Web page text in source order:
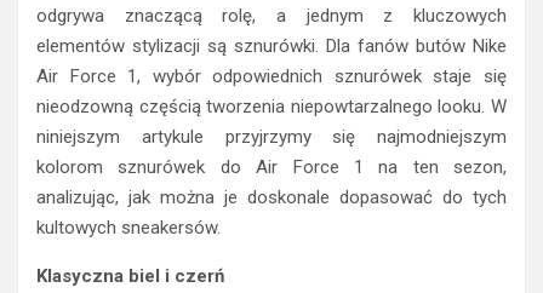
odgrywa znaczącą rolę, a jednym z kluczowych
elementów stylizacji są sznurówki. Dla fanów butów Nike
Air Force 1, wybór odpowiednich sznurówek staje się
nieodzowną częścią tworzenia niepowtarzalnego looku. W
niniejszym artykule przyjrzymy się najmodniejszym
kolorom sznurówek do Air Force 1 na ten sezon,
analizując, jak można je doskonale dopasować do tych
kultowych sneakersów.
Klasyczna biel i czerń